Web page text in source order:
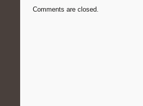
Comments are closed.